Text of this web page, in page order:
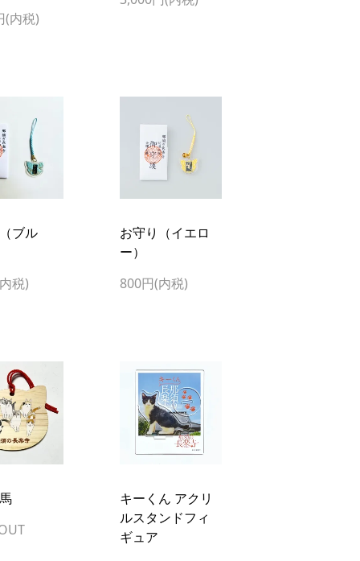
(内税)
ブル
税)
お守り（イエロ
ー）
800円(内税)
キーくん アクリ
ルスタンドフィ
ギュア